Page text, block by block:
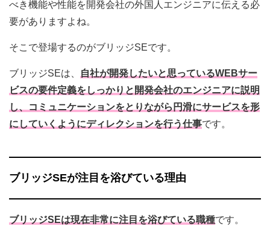
べき機能や性能を開発会社の外国人エンジニアに伝える必
要がありますよね。
そこで登場するのがブリッジSEです。
ブリッジSEは、
自社が開発したいと思っているWEBサー
ビスの要件定義をしっかりと開発会社のエンジニアに説明
し、コミュニケーションをとりながら円滑にサービスを形
にしていくようにディレクションを行う仕事です。
ブリッジSEが注目を浴びている理由
ブリッジSEは現在非常に注目を浴びている職種です。